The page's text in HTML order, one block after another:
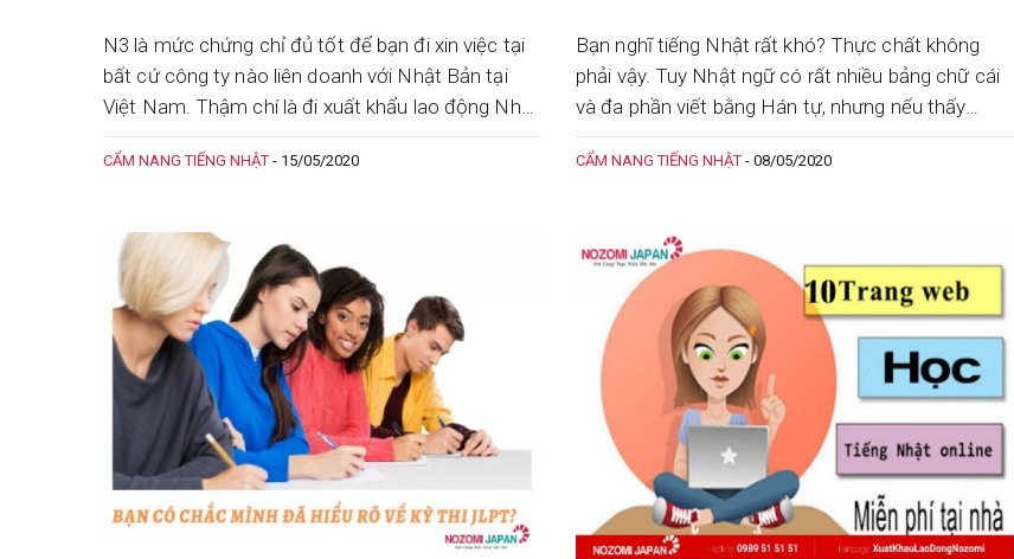
N3 là mức chứng chỉ đủ tốt để bạn đi xin việc tại
bất cứ công ty nào liên doanh với Nhật Bản tại
Việt Nam. Thậm chí là đi xuất khẩu lao động Nhật
Bản theo diện kỹ sư, đi du học cũng được. Làm
sao để học tiếng Nhật N3 hiệu quả nhất, tốn ít
CẨM NANG TIẾNG NHẬT - 15/05/2020
Bạn nghĩ tiếng Nhật rất khó? Thực chất không
phải vậy. Tuy Nhật ngữ có rất nhiều bảng chữ cái
và đa phần viết bằng Hán tự, nhưng nếu thấy
nhiều mà bỏ cuộc thì đâu phải ý chí của người Việt
Nam. Hãy tham khảo lộ trình học tiếng Nhật từ
CẨM NANG TIẾNG NHẬT - 08/05/2020